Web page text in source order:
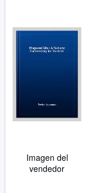
Imagen del
vendedor